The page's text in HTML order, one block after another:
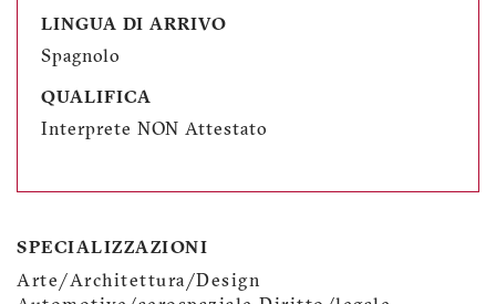
LINGUA DI ARRIVO
Spagnolo
QUALIFICA
Interprete NON Attestato
SPECIALIZZAZIONI
Arte/Architettura/Design